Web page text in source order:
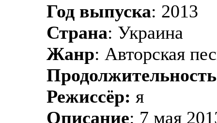
Год выпуска: 2013
Страна: Украина
Жанр: Авторская
Продолжительность
Режиссёр: я
Описание: 7 мая